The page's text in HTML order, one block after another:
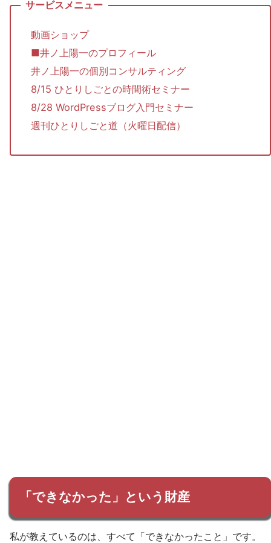
動画ショップ
■井ノ上陽一のプロフィール
井ノ上陽一の個別コンサルティング
8/15 ひとりしごとの時間術セミナー
8/28 WordPressブログ入門セミナー
週刊ひとりしごと道（火曜日配信）
「できなかった」という財産
私が教えているのは、すべて「できなかったこと」です。